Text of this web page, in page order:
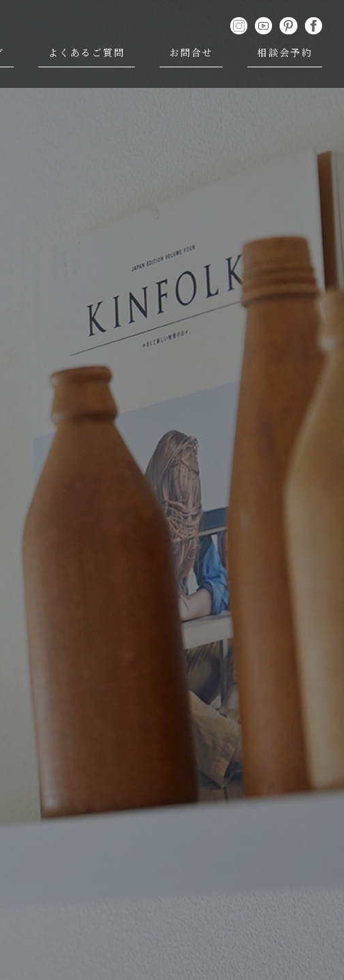
よくあるご質問 お問合せ 相談会予約